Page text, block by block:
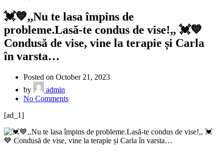
💓💙,,Nu te lasa împins de
probleme.Lasă-te condus de vise!,, 💓💙
Condusă de vise, vine la terapie și Carla
în varsta…
Posted on October 21, 2023
by
admin
No Commentson
lasa
împins
[ad_1]